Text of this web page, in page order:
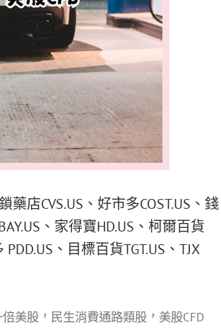
藥店CVS.US、好市多COST.US、錢
、家得寶HD.US、柯爾百貨
、目標百貨TGT.US、TJX
美股 ， 民生消費通路類股 ， 美股CFD